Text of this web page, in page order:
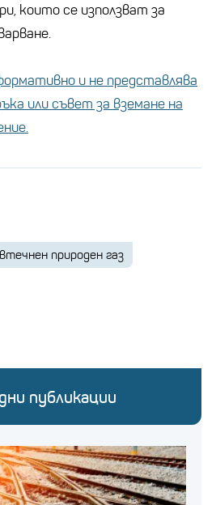
които се използват за
и не представлява
или съвет за вземане на
втечнен природен газ
публикации